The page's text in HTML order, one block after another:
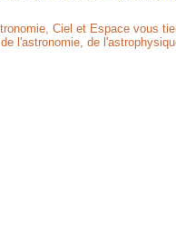
Ciel et Espace vous
l'astronomie, de